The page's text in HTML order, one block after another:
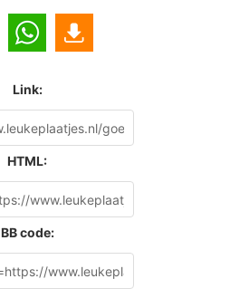
Link:
HTML:
BB code: